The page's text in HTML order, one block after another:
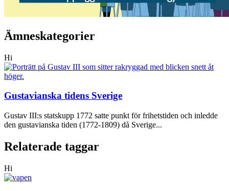
Ämneskategorier
Hi
Gustavianska tidens Sverige
Gustav III:s statskupp 1772 satte punkt för frihetstiden och inledde
den gustavianska tiden (1772-1809) då Sverige...
Relaterade taggar
Hi